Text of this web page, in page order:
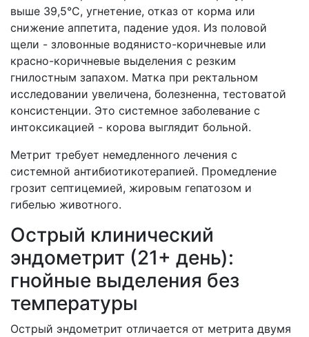
выше 39,5°C, угнетение, отказ от корма или
снижение аппетита, падение удоя. Из половой
щели - зловонные водянисто-коричневые или
красно-коричневые выделения с резким
гнилостным запахом. Матка при ректальном
исследовании увеличена, болезненна, тестоватой
консистенции. Это системное заболевание с
интоксикацией - корова выглядит больной.
Метрит требует немедленного лечения с
системной антибиотикотерапией. Промедление
грозит септицемией, жировым гепатозом и
гибелью животного.
Острый клинический
эндометрит (21+ день):
гнойные выделения без
температуры
Острый эндометрит отличается от метрита двумя